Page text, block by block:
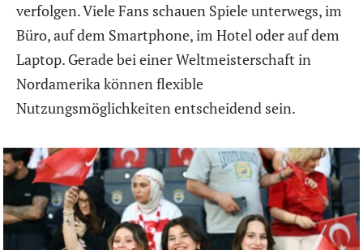
verfolgen. Viele Fans schauen Spiele unterwegs, im
Büro, auf dem Smartphone, im Hotel oder auf dem
Laptop. Gerade bei einer Weltmeisterschaft in
Nordamerika können flexible
Nutzungsmöglichkeiten entscheidend sein.